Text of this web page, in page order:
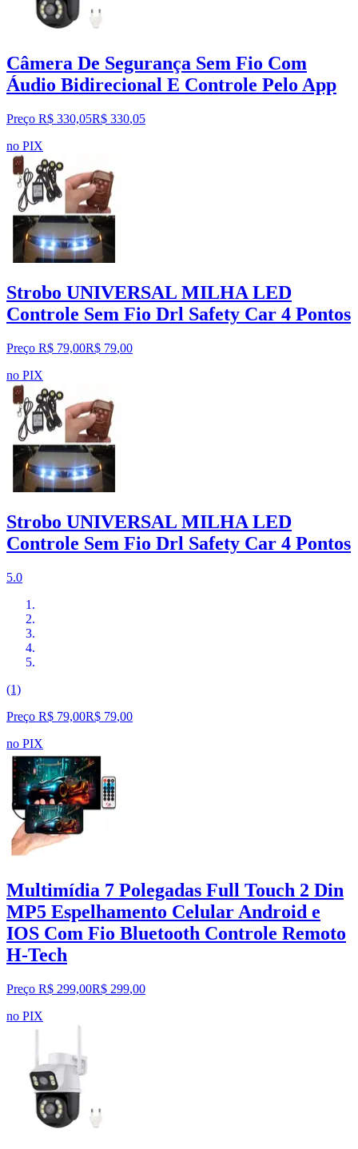
Câmera De Segurança Sem Fio Com
Áudio Bidirecional E Controle Pelo App
Preço R$ 330,05R$ 330,05
no PIX
Strobo UNIVERSAL MILHA LED
Controle Sem Fio Drl Safety Car 4 Pontos
Preço R$ 79,00R$ 79,00
no PIX
Strobo UNIVERSAL MILHA LED
Controle Sem Fio Drl Safety Car 4 Pontos
5.0
(1)
Preço R$ 79,00R$ 79,00
no PIX
Multimídia 7 Polegadas Full Touch 2 Din
MP5 Espelhamento Celular Android e
IOS Com Fio Bluetooth Controle Remoto
H-Tech
Preço R$ 299,00R$ 299,00
no PIX